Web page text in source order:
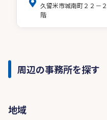
久留米市城南町２２－
階
周辺の事務所を探す
地域